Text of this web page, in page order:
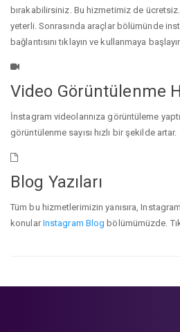
bırakabilirsiniz. Bu hizmetimiz de
yeterli. Sonrasında araçlar bölümünde
bağlantısını tıklayın ve kullanmaya
Video Görüntülenme
İnstagram videolarınıza görüntüleme
görüntülenme sayısı hızlı bir şekilde artar.
Blog Yazıları
Tüm bu hizmetlerimizin yanısıra,
konularInstagram Blog bölümümüzde.